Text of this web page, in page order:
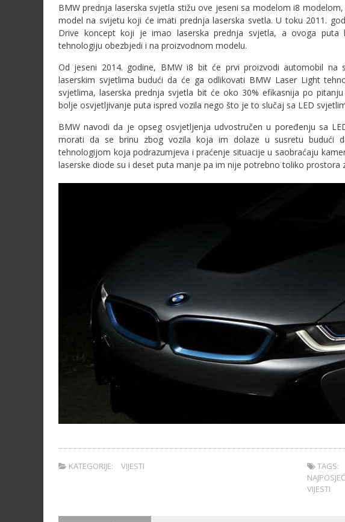
BMW prednja laserska svjetla stižu ove jeseni sa modelom i8
model na svijetu koji će imati prednja laserska svetla. U toku 2011.
Drive koncept koji je imao laserska prednja svjetla, a ovoga puta
tehnologiju obezbjedi i na proizvodnom modelu.
Od jeseni 2014. godine, BMW i8 bit će prvi proizvodi automobil na
laserskim svjetlima budući da će ga odlikovati BMW Laser Light
svjetlima, laserska prednja svjetla bit će oko 30% efikasnija po
bolje osvjetljivanje puta ispred vozila nego što je to slučaj sa LED
BMW navodi da je opseg osvjetljenja udvostručen u poređenju sa
morati da se brinu zbog vozila koja im dolaze u susretu budući
tehnologijom koja podrazumjeva i praćenje situacije u saobraćaju
laserske diode su i deset puta manje pa im nije potrebno toliko prostora
KATEGORIJE: VIJESTI TAGS:
VIJESTI